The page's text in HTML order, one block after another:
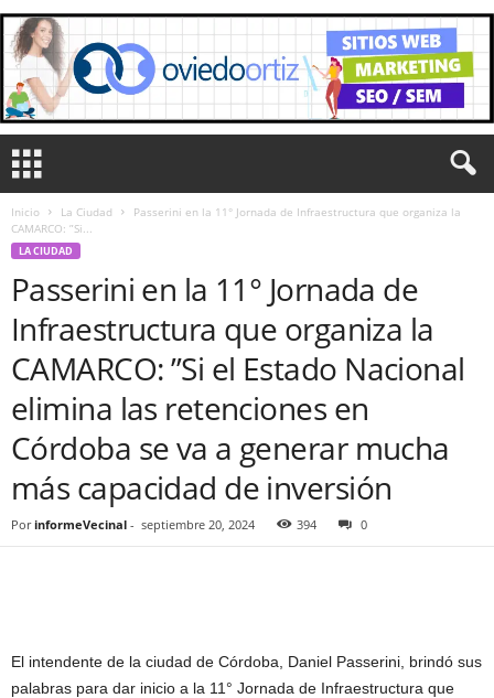
Inicio La Ciudad
Passerini en la 11° Jornada de Infraestructura que organiza la
CAMARCO: ”Si...
LA CIUDAD
Passerini en la 11° Jornada de
Infraestructura que organiza la
CAMARCO: ”Si el Estado Nacional
elimina las retenciones en
Córdoba se va a generar mucha
más capacidad de inversión
Por informeVecinal - septiembre 20, 2024 394 0
El intendente de la ciudad de Córdoba, Daniel Passerini, brindó sus
palabras para dar inicio a la 11° Jornada de Infraestructura que